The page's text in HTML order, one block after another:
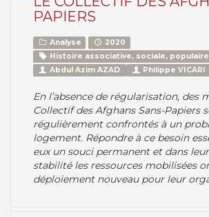
PAPIERS
Analyse
2020
Histoire associative, sociale,
Abdul Azim AZAD
Philippe VICARI
En l’absence de régularisation, des
Collectif des Afghans Sans-Papiers
régulièrement confrontés à un
logement. Répondre à ce besoin
eux un souci permanent et dans
stabilité les ressources mobilisées
déploiement nouveau pour leur